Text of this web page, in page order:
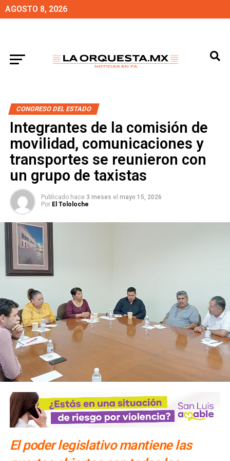
AGOSTO 8, 2026
CONGRESO DEL ESTADO
Integrantes de la comisión de
movilidad, comunicaciones y
transportes se reunieron con
un grupo de taxistas
Publicado hace 3 meses el mayo 15, 2026
Por El Tololoche
El poder legislativo mantiene las